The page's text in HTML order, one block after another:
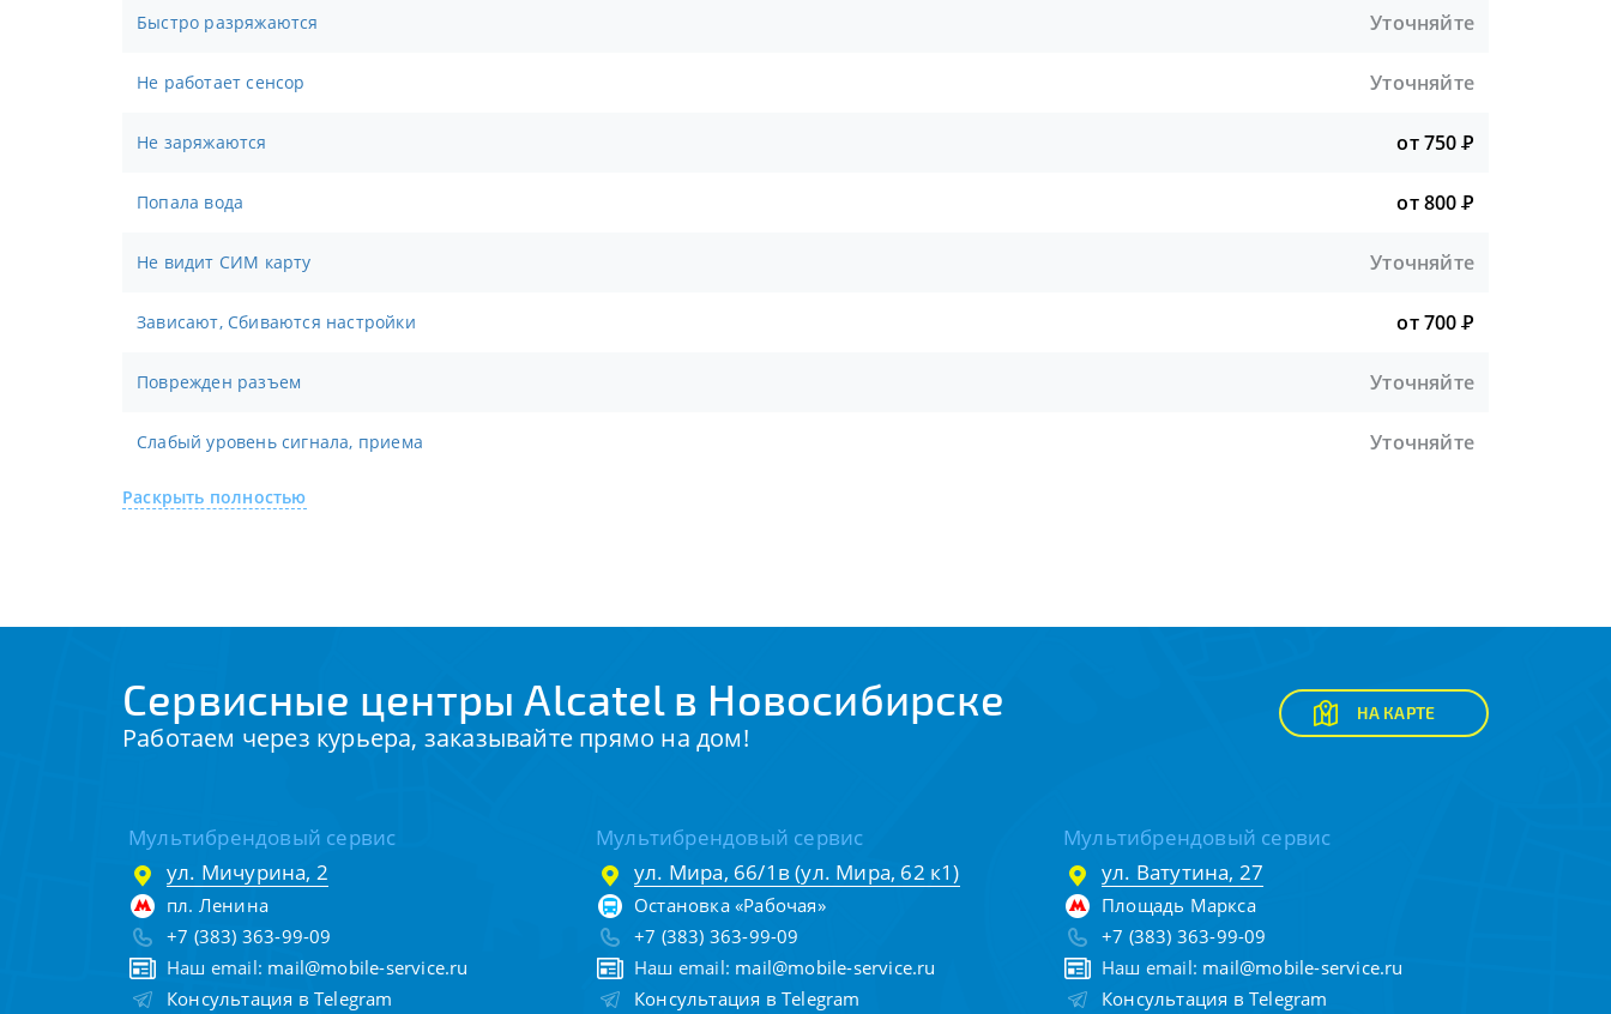
Быстро разряжаются Уточняйте
Не работает сенсор Уточняйте
Не заряжаются от 750Р
Попала вода от 800Р
Не видит СИМ карту Уточняйте
Зависают, Сбиваются настройки от 700Р
Поврежден разъем Уточняйте
Слабый уровень сигнала, приема Уточняйте
Раскрыть полностью
Сервисные центры Alcatel в Новосибирске
Работаем через курьера, заказывайте прямо на дом!
НА КАРТЕ
Мультибрендовый сервис
ул. Мичурина, 2
пл. Ленина
+7 (383) 363-99-09
Наш email: mail@mobile-service.ru
Консультация в Telegram
Мультибрендовый сервис
ул. Мира, 66/1в (ул. Мира, 62 к1)
Остановка «Рабочая»
+7 (383) 363-99-09
Наш email: mail@mobile-service.ru
Консультация в Telegram
Мультибрендовый сервис
ул. Ватутина, 27
Площадь Маркса
+7 (383) 363-99-09
Наш email: mail@mobile-service.ru
Консультация в Telegram